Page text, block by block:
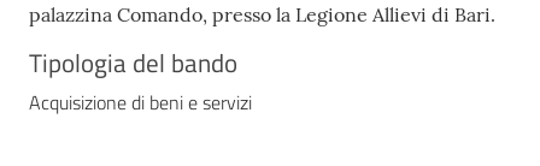
palazzina Comando, presso la Legione Allievi di Bari.
Tipologia del bando
Acquisizione di beni e servizi